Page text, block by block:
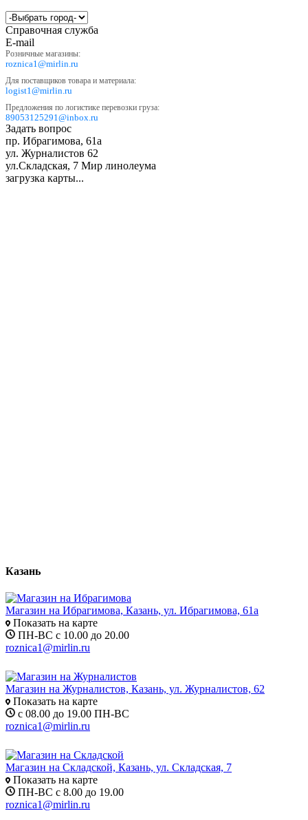
Справочная служба
E-mail
Розничные магазины:
roznica1@mirlin.ru
Для поставщиков товара и материала:
logist1@mirlin.ru
Предложения по логистике перевозки груза:
89053125291@inbox.ru
Задать вопрос
пр. Ибрагимова, 61а
ул. Журналистов 62
ул.Складская, 7 Мир линолеума
загрузка карты...
Казань
Магазин на Ибрагимова, Казань, ул. Ибрагимова, 61а
Показать на карте
ПН-ВС с 10.00 до 20.00
roznica1@mirlin.ru
Магазин на Журналистов, Казань, ул. Журналистов, 62
Показать на карте
с 08.00 до 19.00 ПН-ВС
roznica1@mirlin.ru
Магазин на Складской, Казань, ул. Складская, 7
Показать на карте
ПН-ВС с 8.00 до 19.00
roznica1@mirlin.ru